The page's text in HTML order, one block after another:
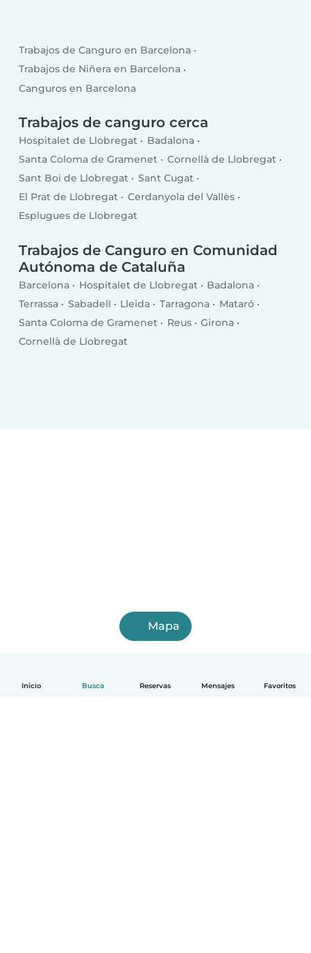
Inicio Busca Reservas Mensajes Favoritos
Trabajos de Canguro en Barcelona
Trabajos de Niñera en Barcelona
Canguros en Barcelona
Trabajos de canguro cerca
Hospitalet de Llobregat
Badalona
Santa Coloma de Gramenet
Cornellà de Llobregat
Sant Boi de Llobregat
Sant Cugat
El Prat de Llobregat
Cerdanyola del Vallès
Esplugues de Llobregat
Trabajos de Canguro en Comunidad
Autónoma de Cataluña
Barcelona Hospitalet de Llobregat
Badalona
Terrassa
Sabadell Lleida Tarragona
Mataró
Santa Coloma de Gramenet
Reus
Girona
Cornellà de Llobregat
Mapa